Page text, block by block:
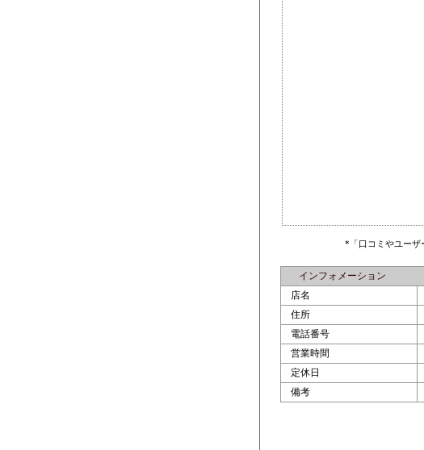
*「口コミやユーザ
インフォメーション
店名
住所
電話番号
営業時間
定休日
備考